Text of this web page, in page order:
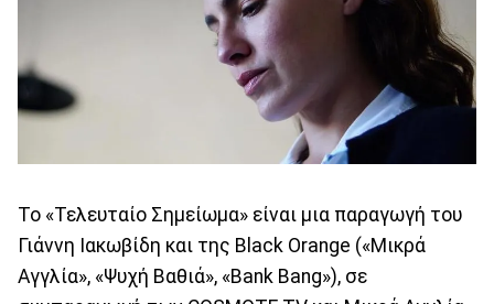
Το «Τελευταίο Σημείωμα» είναι μια παραγωγή του
Γιάννη Ιακωβίδη και της Black Orange («Μικρά
Αγγλία», «Ψυχή Βαθιά», «Bank Bang»), σε